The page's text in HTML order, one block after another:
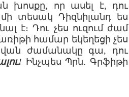
խոսքը, որ ասել է, դու
տեսակ Դիզնիլանդ ես
է։ Դու չես ուզում ժամ
համար եկեղեցի չես
ժամանակը գա, դու
Ինչպես Պրն. Գրֆիթի